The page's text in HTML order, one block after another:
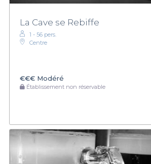
La Cave se Rebiffe
1 - 56 pers.
Centre
€€€ Modéré
Établissement non réservable